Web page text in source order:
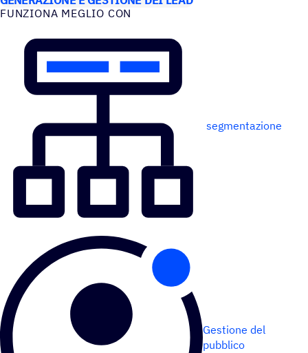
FUNZIONA MEGLIO CON
segmentazione
Gestione del
pubblico